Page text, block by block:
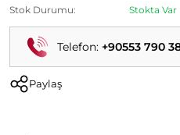
Stok Durumu:
Stokta Var
Telefon: +90553 790
Paylaş